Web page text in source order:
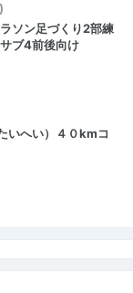
ソン足づくり2部練
ブ4前後向け
いへい）４０kmコ